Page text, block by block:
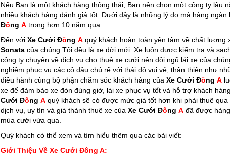
Nếu Bạn là một khách hàng thông thái, Bạn nên chọn một công ty lâu
nhiều khách hàng đánh giá tốt. Dưới đây là những lý do mà hàng
Đông A trong hơn 10 năm qua:
Đến với Xe Cưới Đông A quý khách hoàn toàn yên tâm về chất lượng
Sonata của chúng Tôi đều là xe đời mới. Xe luôn được kiểm tra và
công ty chuyên về dịch vụ cho thuê xe cưới nên đội ngũ lái xe của
nghiệm phục vụ các cô dâu chú rể với thái độ vui vẻ, thân thiện như
điều hành cùng bộ phận chăm sóc khách hàng của Xe Cưới Đông A
xe để đảm bảo xe đón đúng giờ, lái xe phục vụ tốt và hỗ trợ khách
Cưới Đông A quý khách sẽ có được mức giá tốt hơn khi phải thuê
dịch vụ, uy tín và giá thành thuê xe của Xe Cưới Đông A đã được
mùa cưới vừa qua.
Quý khách có thể xem và tìm hiểu thêm qua các bài viết:
Giới Thiệu Về Xe Cưới Đông A: